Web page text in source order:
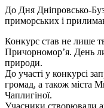
До Дня Дніпровсько-
приморських і
Конкурс став не лише
Причорномор’я. День
природи.
До участі у конкурсі
громад, а також міста
Чаплигіної.
Учасники створювали